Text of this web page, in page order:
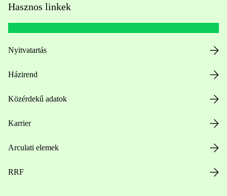
Hasznos linkek
Nyitvatartás
Házirend
Közérdekű adatok
Karrier
Arculati elemek
RRF